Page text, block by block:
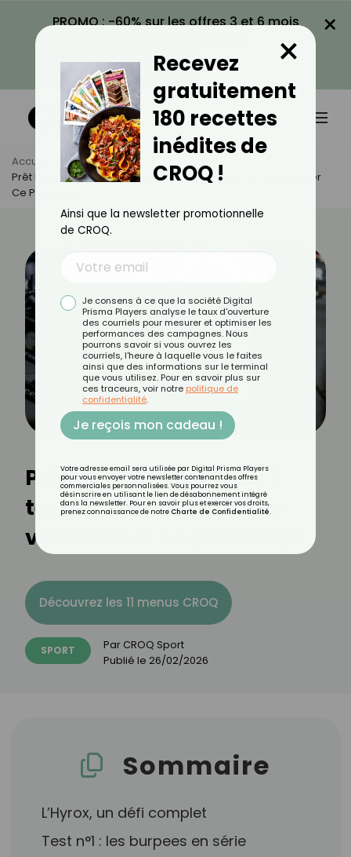
PROMO : -60% sur les offres 3 et 6 mois
VOIR LA PROMO
×
Accueil Actus
Sport
Prêt Pour L’Hyrox ? Les 3 Tests À Réussir Avant De Vous Lancer
Ce Printemps
Prêt pour l’Hyrox ? Les 3
tests à réussir avant de
vous lancer ce printemps
Découvrez les 11 menus CROQ
SPORT Par CROQ Sport
Publié le 26/02/2026
Sommaire
L’Hyrox, un défi complet
Test n°1 : les burpees en série
Recevez
gratuitement
180 recettes
inédites de
CROQ !
×
Ainsi que la newsletter promotionnelle
de CROQ.
Je consens à ce que la société Digital
Prisma Players analyse le taux d'ouverture
des courriels pour mesurer et optimiser les
performances des campagnes. Nous
pourrons savoir si vous ouvrez les
courriels, l'heure à laquelle vous le faites
ainsi que des informations sur le terminal
que vous utilisez. Pour en savoir plus sur
ces traceurs, voir notre politique de
confidentialité.
Je reçois mon cadeau !
Votre adresse email sera utilisée par Digital Prisma Players
pour vous envoyer votre newsletter contenant des offres
commerciales personnalisées. Vous pourrez vous
désinscrire en utilisant le lien de désabonnement intégré
dans la newsletter. Pour en savoir plus et exercer vos droits,
prenez connaissance de notre Charte de Confidentialité.